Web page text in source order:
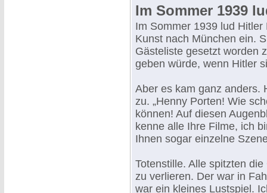
Im Sommer 1939
Im Sommer 1939 lud
Kunst nach München ein.
Gästeliste gesetzt worden
geben würde, wenn Hitler
Aber es kam ganz anders.
zu. „Henny Porten! Wie
können! Auf diesen
kenne alle Ihre Filme, ich
Ihnen sogar einzelne
Totenstille. Alle spitzten
zu verlieren. Der war in
war ein kleines Lustspiel.